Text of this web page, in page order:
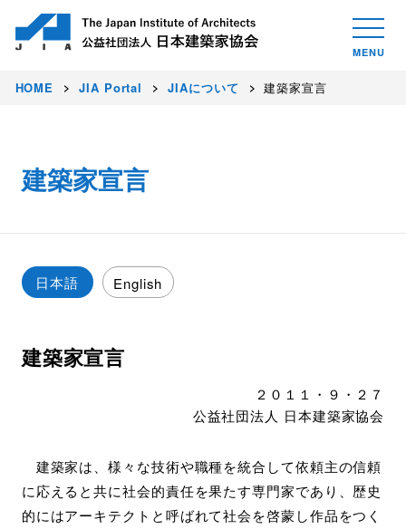
HOME JIA Portal JIAについて 建築家宣言
建築家宣言
日本語 English
建築家宣言
２０１１・９・２７
公益社団法人 日本建築家協会
建築家は、様々な技術や職種を統合して依頼主の信頼
に応えると共に社会的責任を果たす専門家であり、歴史
的にはアーキテクトと呼ばれて社会を啓蒙し作品をつく